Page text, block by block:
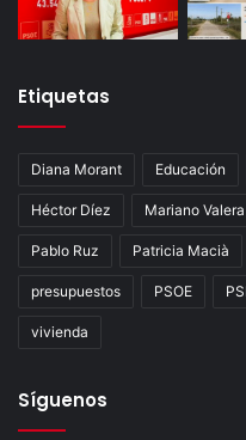
Etiquetas
Diana Morant Educación
Héctor Díez Mariano Valera
Pablo Ruz Patricia Macià
presupuestos PSOE
vivienda
Síguenos